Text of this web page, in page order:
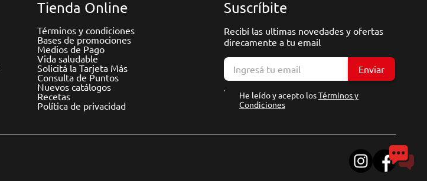
Tienda Online
Términos y condiciones
Bases de promociones
Medios de Pago
Vida saludable
Solicitá la Tarjeta Más
Consulta de Puntos
Nuevos catálogos
Recetas
Política de privacidad
Suscríbite
Recibí las ultimas novedades y ofertas
direcamente a tu email
Enviar
He leído y acepto losTérminos y
Condiciones